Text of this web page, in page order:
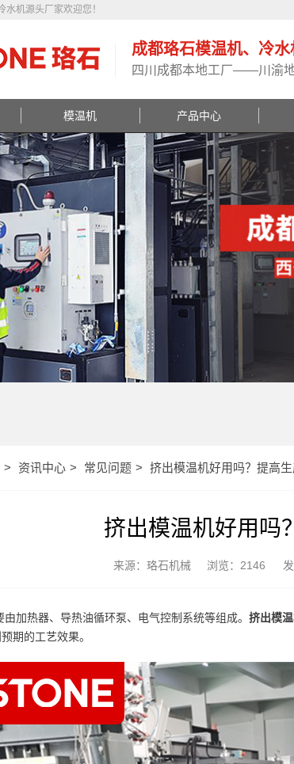
水机源头厂家欢迎您！
成都珞石模温机、冷
四川成都本地工厂——川渝
模温机 产品中心
资讯中心 常见问题 挤出模温机好用吗？提高
挤出模温机好用吗
来源：珞石机械 浏览：2146
由加热器、导热油循环泵、电气控制系统等组成。 挤出模
期的工艺效果。